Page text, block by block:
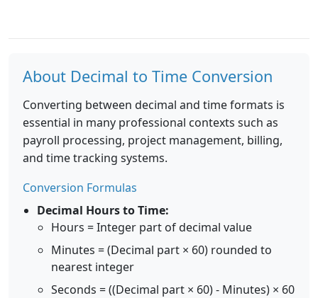
About Decimal to Time Conversion
Converting between decimal and time formats is
essential in many professional contexts such as
payroll processing, project management, billing,
and time tracking systems.
Conversion Formulas
Decimal Hours to Time:
Hours = Integer part of decimal value
Minutes = (Decimal part × 60) rounded to
nearest integer
Seconds = ((Decimal part × 60) - Minutes) × 60